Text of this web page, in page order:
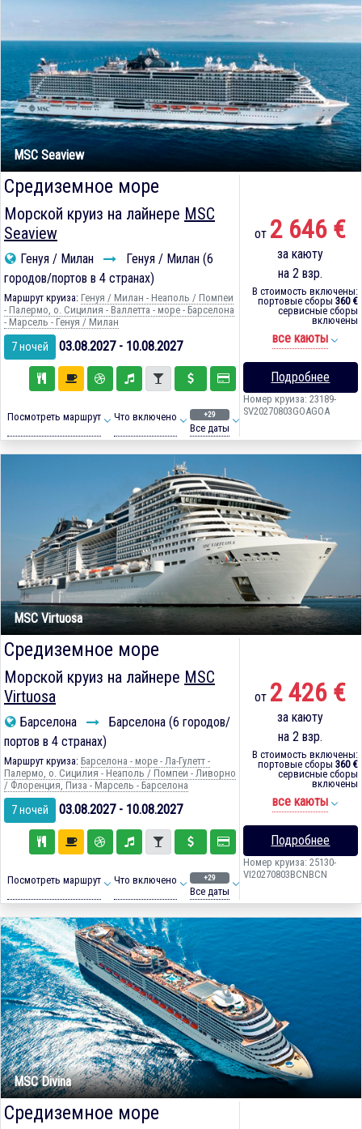
MSC Seaview
Средиземное море
Морской круиз на лайнере MSC
Seaview
Генуя / Милан
Генуя / Милан (6
городов/портов в 4 странах)
Маршрут круиза: Генуя / Милан - Неаполь / Помпеи
- Палермо, о. Сицилия - Валлетта - море - Барселона
- Марсель - Генуя / Милан
7 ночей 03.08.2027 - 10.08.2027
Посмотреть маршрут Что включено +29
Все даты
от 2 646 €
за каюту
на 2 взр.
В стоимость включены:
портовые сборы 360 €
сервисные сборы
включены
все каюты
Подробнее
Номер круиза: 23189-
SV20270803GOAGOA
MSC Virtuosa
Средиземное море
Морской круиз на лайнере MSC
Virtuosa
Барселона
Барселона (6 городов/
портов в 4 странах)
Маршрут круиза: Барселона - море - Ла-Гулетт -
Палермо, о. Сицилия - Неаполь / Помпеи - Ливорно
/ Флоренция, Пиза - Марсель - Барселона
7 ночей 03.08.2027 - 10.08.2027
Посмотреть маршрут Что включено +29
Все даты
от 2 426 €
за каюту
на 2 взр.
В стоимость включены:
портовые сборы 360 €
сервисные сборы
включены
все каюты
Подробнее
Номер круиза: 25130-
VI20270803BCNBCN
MSC Divina
Средиземное море